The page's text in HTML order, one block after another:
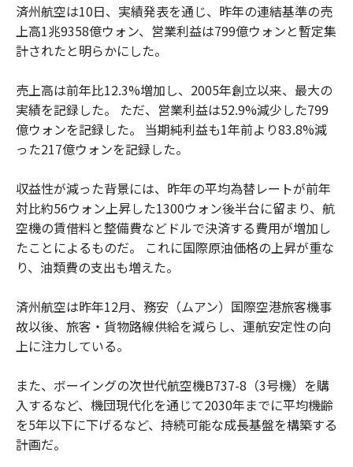
済州航空は10日、実績発表を通じ、昨年の連結基準の売
上高1兆9358億ウォン、営業利益は799億ウォンと暫定集
計されたと明らかにした。
売上高は前年比12.3%増加し、2005年創立以来、最大の
実績を記録した。 ただ、営業利益は52.9%減少した799
億ウォンを記録した。 当期純利益も1年前より83.8%減
った217億ウォンを記録した。
収益性が減った背景には、昨年の平均為替レートが前年
対比約56ウォン上昇した1300ウォン後半台に留まり、航
空機の賃借料と整備費などドルで決済する費用が増加し
たことによるものだ。 これに国際原油価格の上昇が重な
り、油類費の支出も増えた。
済州航空は昨年12月、務安（ムアン）国際空港旅客機事
故以後、旅客・貨物路線供給を減らし、運航安定性の向
上に注力している。
また、ボーイングの次世代航空機B737-8（3号機）を購
入するなど、機団現代化を通じて2030年までに平均機齢
を5年以下に下げるなど、持続可能な成長基盤を構築する
計画だ。